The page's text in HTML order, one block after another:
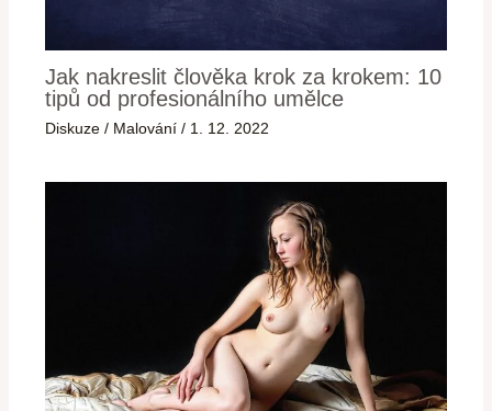
Jak nakreslit člověka krok za krokem: 10
tipů od profesionálního umělce
Diskuze / Malování / 1. 12. 2022